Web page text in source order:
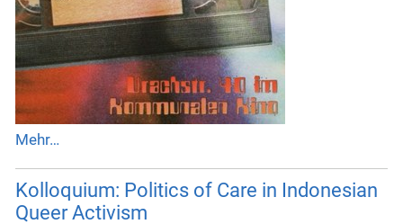
Mehr…
Kolloquium: Politics of Care in Indonesian
Queer Activism